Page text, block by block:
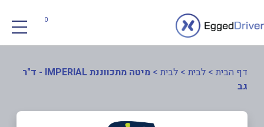
0
דף הבית > לבית > לבית >
מיטה מתכווננת IMPERIAL - ד"ר
גב